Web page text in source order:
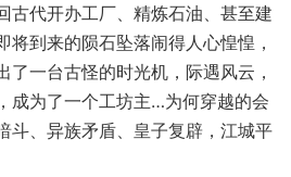
古代开办工厂、精炼石油、甚至建
将到来的陨石坠落闹得人心惶惶，
了一台古怪的时光机，际遇风云，
成为了一个工坊主…为何穿越的会
斗、异族矛盾、皇子复辟，江城平